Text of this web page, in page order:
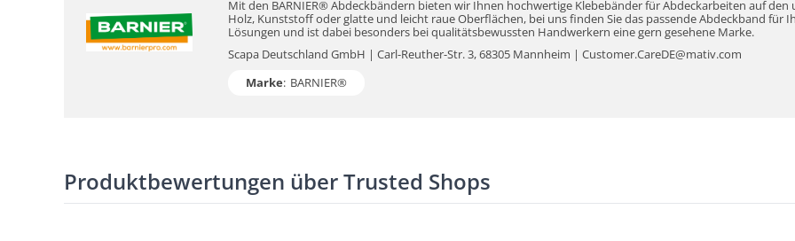
Mit den BARNIER® Abdeckbändern bieten wir Ihnen hochwertige Klebebänder für Abdeckarbeiten auf
Holz, Kunststoff oder glatte und leicht raue Oberflächen, bei uns finden Sie das passende Abdeckband für
Lösungen und ist dabei besonders bei qualitätsbewussten Handwerkern eine gern gesehene Marke.
Scapa Deutschland GmbH | Carl-Reuther-Str. 3, 68305 Mannheim | Customer.CareDE@mativ.com
Marke: BARNIER®
Produktbewertungen über Trusted Shops